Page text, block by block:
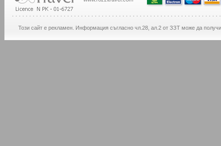
Този сайт е рекламен. Информация съгласно чл.28, ал.2 от ЗЗТ може да